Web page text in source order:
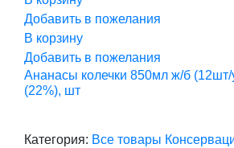
Добавить в пожелания
В корзину
Добавить в пожелания
Ананасы колечки 850мл ж/б (12шт/
(22%), шт
Категория: Все товары